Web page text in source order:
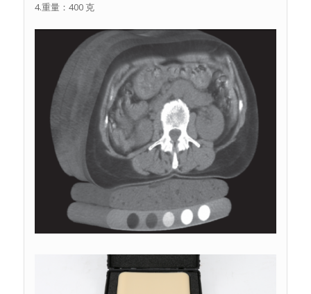
4.重量：400 克